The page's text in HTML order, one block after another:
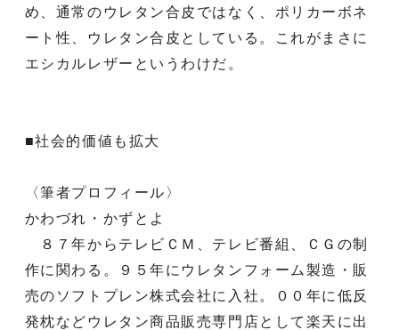
め、通常のウレタン合皮ではなく、ポリカーボネ
ート性、ウレタン合皮としている。これがまさに
エシカルレザーというわけだ。
■社会的価値も拡大
〈筆者プロフィール〉
かわづれ・かずとよ
８７年からテレビＣＭ、テレビ番組、ＣＧの制
作に関わる。９５年にウレタンフォーム製造・販
売のソフトプレン株式会社に入社。００年に低反
発枕などウレタン商品販売専門店として楽天に出